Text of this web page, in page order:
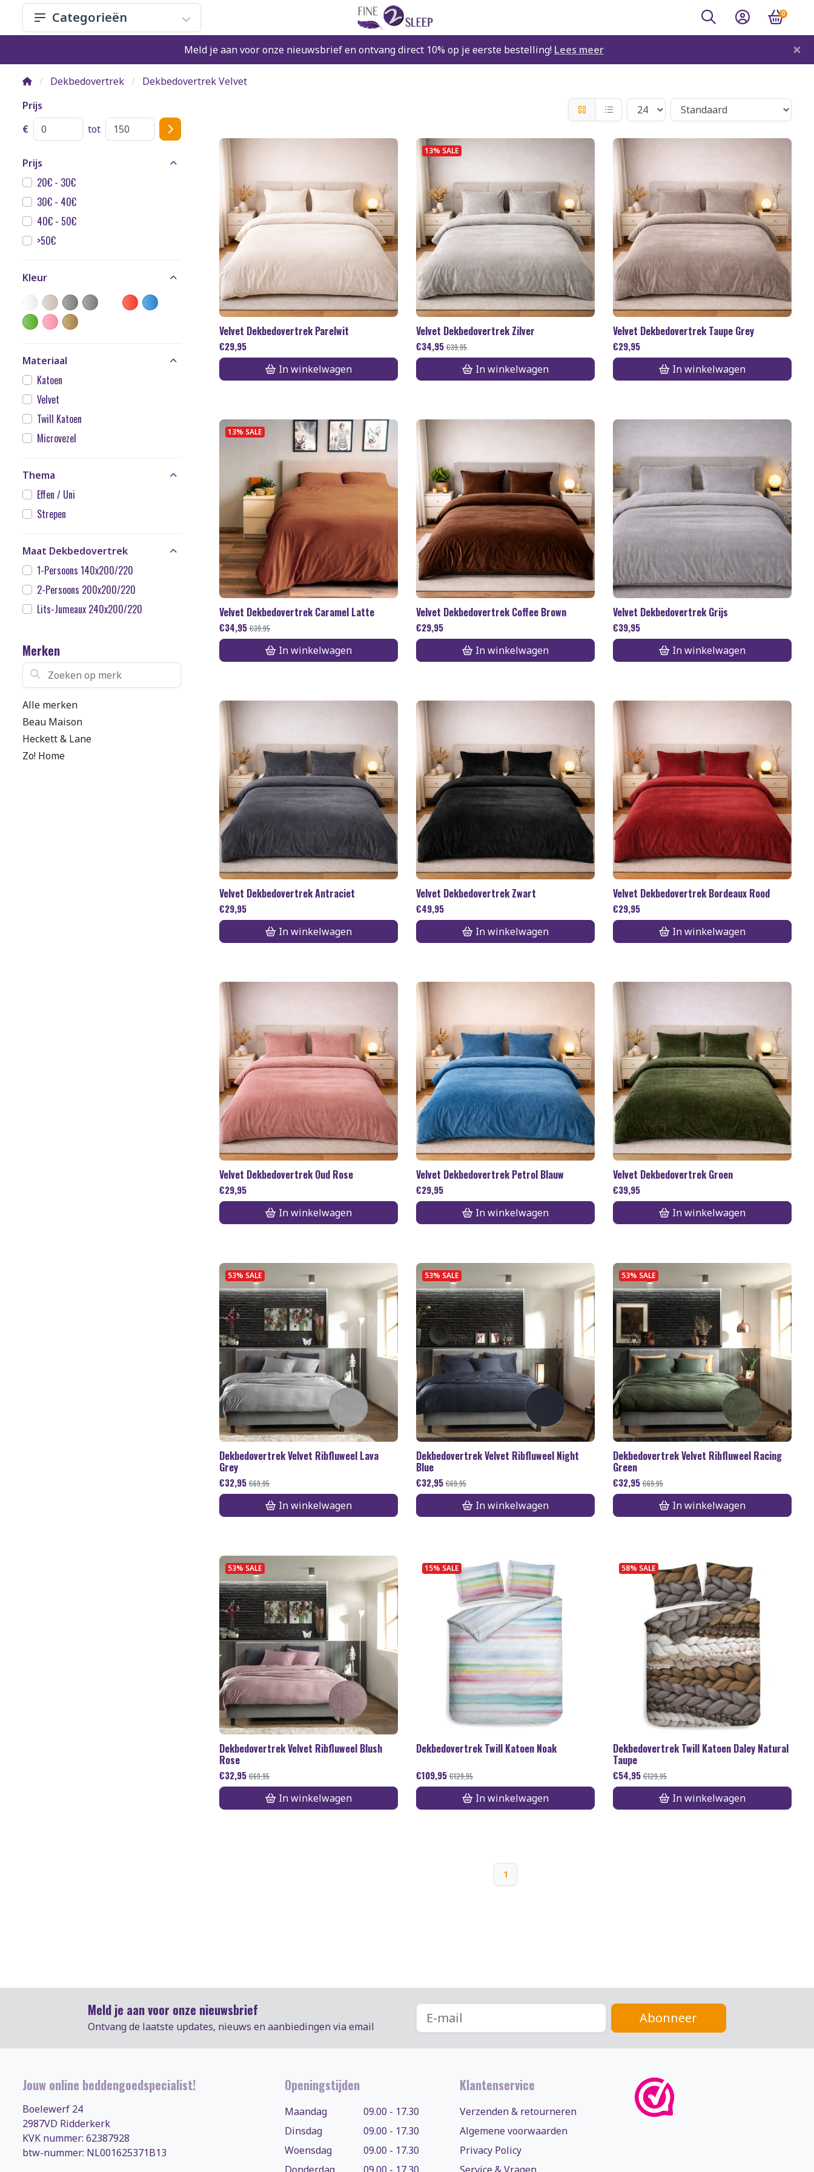
Categorieën 0
Meld je aan voor onze nieuwsbrief en ontvang direct 10% op je eerste bestelling! Lees meer ×
Dekbedovertrek
Dekbedovertrek Velvet
Prijs
€
tot
Prijs
20€ - 30€
30€ - 40€
40€ - 50€
>50€
Kleur
Materiaal
Katoen
Velvet
Twill Katoen
Microvezel
Thema
Effen / Uni
Strepen
Maat Dekbedovertrek
1-Persoons 140x200/220
2-Persoons 200x200/220
Lits-Jumeaux 240x200/220
Merken
Zoeken op merk
Alle merken
Beau Maison
Heckett & Lane
Zo! Home
Velvet Dekbedovertrek Parelwit
€29,95
In winkelwagen
13% SALE
Velvet Dekbedovertrek Zilver
€34,95 €39,95
In winkelwagen
Velvet Dekbedovertrek Taupe Grey
€29,95
In winkelwagen
13% SALE
Velvet Dekbedovertrek Caramel Latte
€34,95 €39,95
In winkelwagen
Velvet Dekbedovertrek Coffee Brown
€29,95
In winkelwagen
Velvet Dekbedovertrek Grijs
€39,95
In winkelwagen
Velvet Dekbedovertrek Antraciet
€29,95
In winkelwagen
Velvet Dekbedovertrek Zwart
€49,95
In winkelwagen
Velvet Dekbedovertrek Bordeaux Rood
€29,95
In winkelwagen
Velvet Dekbedovertrek Oud Rose
€29,95
In winkelwagen
Velvet Dekbedovertrek Petrol Blauw
€29,95
In winkelwagen
Velvet Dekbedovertrek Groen
€39,95
In winkelwagen
53% SALE
Dekbedovertrek Velvet Ribfluweel Lava
Grey
€32,95 €69,95
In winkelwagen
53% SALE
Dekbedovertrek Velvet Ribfluweel Night
Blue
€32,95 €69,95
In winkelwagen
53% SALE
Dekbedovertrek Velvet Ribfluweel Racing
Green
€32,95 €69,95
In winkelwagen
53% SALE
Dekbedovertrek Velvet Ribfluweel Blush
Rose
€32,95 €69,95
In winkelwagen
15% SALE
Dekbedovertrek Twill Katoen Noak
€109,95 €129,95
In winkelwagen
58% SALE
Dekbedovertrek Twill Katoen Daley Natural
Taupe
€54,95 €129,95
In winkelwagen
1
Meld je aan voor onze nieuwsbrief
Ontvang de laatste updates, nieuws en aanbiedingen via email
Abonneer
Jouw online beddengoedspecialist!
Boelewerf 24
2987VD Ridderkerk
KVK nummer: 62387928
btw-nummer: NL001625371B13
Openingstijden
Maandag
09.00 - 17.30
Dinsdag
09.00 - 17.30
Woensdag
09.00 - 17.30
Klantenservice
Verzenden & retourneren
Algemene voorwaarden
Privacy Policy